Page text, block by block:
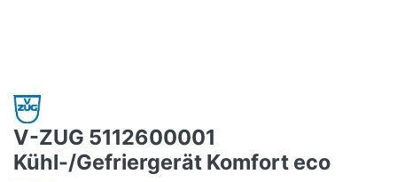
V-ZUG 5112600001
Kühl-/Gefriergerät Komfort eco